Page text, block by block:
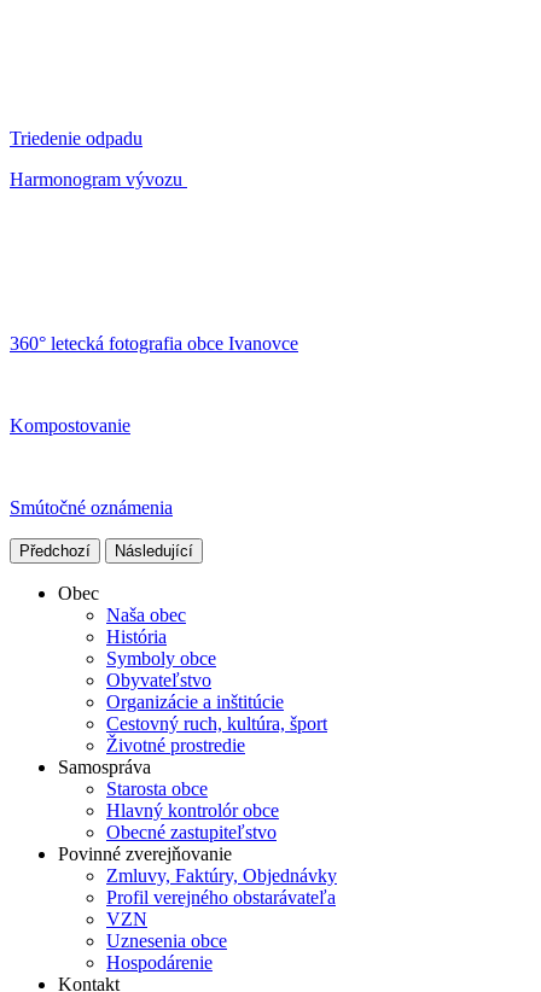
Triedenie odpadu
Harmonogram vývozu
360° letecká fotografia obce Ivanovce
Kompostovanie
Smútočné oznámenia
Předchozí Následující
Obec
Naša obec
História
Symboly obce
Obyvateľstvo
Organizácie a inštitúcie
Cestovný ruch, kultúra, šport
Životné prostredie
Samospráva
Starosta obce
Hlavný kontrolór obce
Obecné zastupiteľstvo
Povinné zverejňovanie
Zmluvy, Faktúry, Objednávky
Profil verejného obstarávateľa
VZN
Uznesenia obce
Hospodárenie
Kontakt